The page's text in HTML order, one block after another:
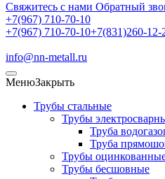
Свяжитесь с нами Обратный
+7(967) 710-70-10
+7(967) 710-70-10+7(831)260-12-
info@nn-metall.ru
МенюЗакрыть
Трубы стальные
Трубы
Труба
Труба
Трубы
Трубы бесшовные